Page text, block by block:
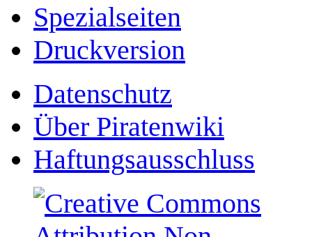
Spezialseiten
Druckversion
Datenschutz
Über Piratenwiki
Haftungsausschluss